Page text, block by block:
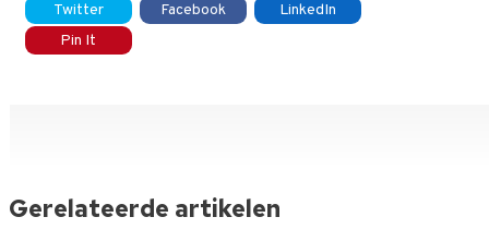
Twitter Facebook
LinkedIn
Pin It
Gerelateerde artikelen